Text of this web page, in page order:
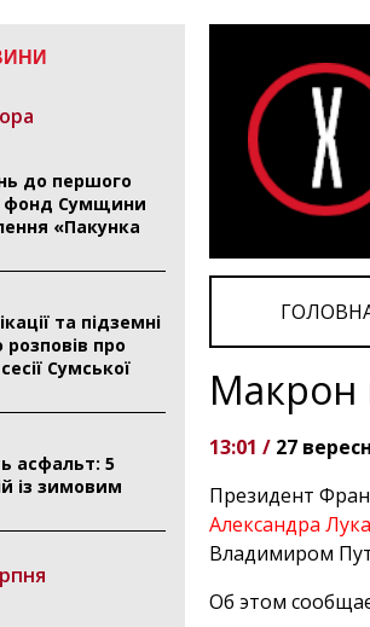
до першого
фонд Сумщини
«Пакунка
та підземні
про
Сумської
асфальт: 5
із зимовим
Макрон
13:01 / 27
Президент
Александра
Владимиром
Об этом